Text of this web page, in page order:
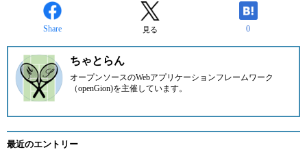
Share 見る 0
ちゃとらん
オープンソースのWebアプリケーションフレームワーク
（openGion)を主催しています。
最近のエントリー